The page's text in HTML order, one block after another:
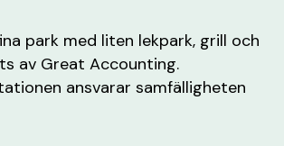
park med liten lekpark, grill och
av Great Accounting.
ansvarar samfälligheten